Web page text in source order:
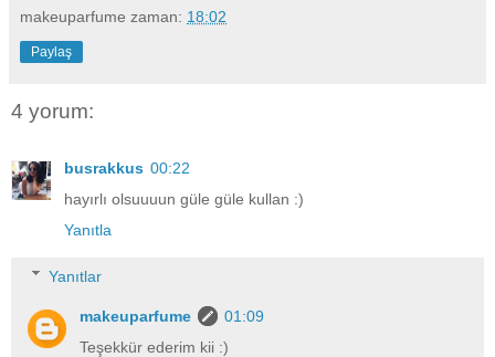
makeuparfume zaman: 18:02
Paylaş
4 yorum:
busrakkus 00:22
hayırlı olsuuuun güle güle kullan :)
Yanıtla
Yanıtlar
makeuparfume
01:09
Teşekkür ederim kii :)